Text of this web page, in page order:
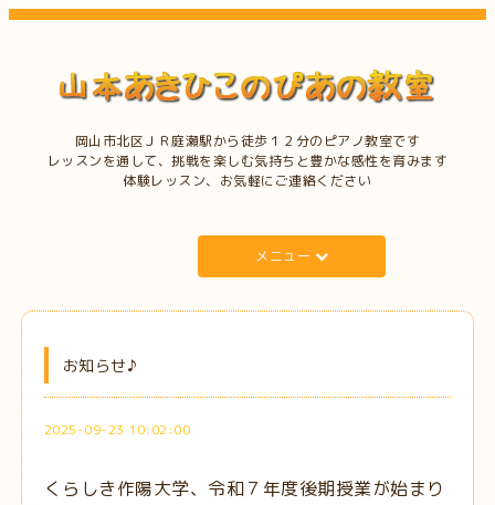
岡山市北区ＪＲ庭瀬駅から徒歩１２分のピアノ教室です
レッスンを通して、挑戦を楽しむ気持ちと豊かな感性を育みます
体験レッスン、お気軽にご連絡ください
メニュー
お知らせ♪
2025-09-23 10:02:00
くらしき作陽大学、令和７年度後期授業が始まり